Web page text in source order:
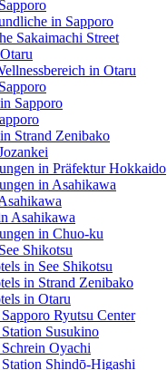
in Sapporo
Sakaimachi Street
in Otaru
Sapporo
Strand Zenibako
in Präfektur Hokkaido
in Asahikawa
Asahikawa
in Chuo-ku
Shikotsu
in See Shikotsu
in Strand Zenibako
in Otaru
Ryutsu Center
Susukino
Oyachi
Shindō-Higashi